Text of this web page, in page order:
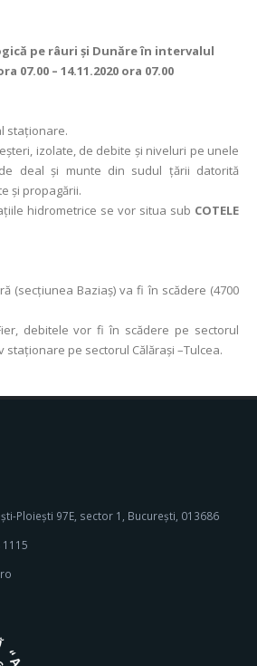
pe râuri şi Dunăre în intervalul
07.00 – 14.11.2020 ora 07.00
staționare.
izolate, de debite și niveluri pe unele
deal și munte din sudul țării datorită
și propagării.
hidrometrice se vor situa sub COTELE
(secţiunea Baziaş) va fi în scădere (4700
debitele vor fi în scădere pe sectorul
staţionare pe sectorul Călăraşi –Tulcea.
Ploiești 97E, sector 1, București, 013686